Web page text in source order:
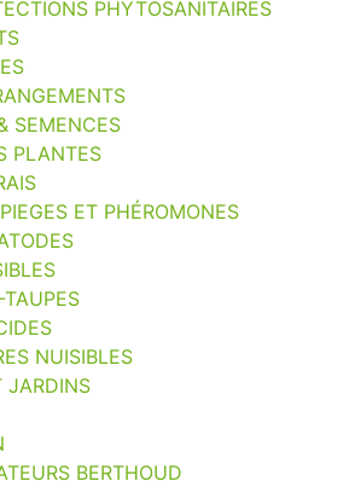
PHYTOSANITAIRES
SEMENCES
PLANTES
ET PHÉROMONES
NUISIBLES
JARDINS
BERTHOUD